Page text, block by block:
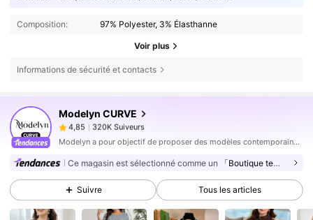
Composition: 97% Polyester, 3% Élasthanne
Voir plus
Informations de sécurité et contacts
Modelyn CURVE
4,85
320K Suiveurs
s***1 est en train de naviguer
4,85
320K Suiveurs
4,85 320K Suiveurs
4,85 320K Suiveurs
4,85 320K Suiveurs
Modelyn a pour objectif de proposer des modèles contemporains et flatteurs, parfaitement adaptés à la femme moderne qui recherche la modestie sans sacrifier le style.
Ce magasin est sélectionné comme un 「Boutique tendance」
Suivre Tous les articles